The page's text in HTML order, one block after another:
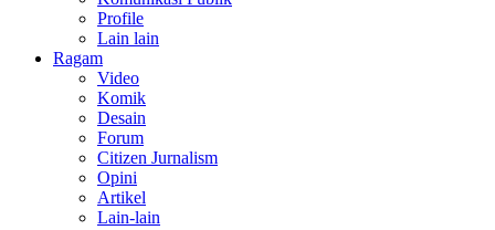
Profile
Lain lain
Ragam
Video
Komik
Desain
Forum
Citizen Jurnalism
Opini
Artikel
Lain-lain